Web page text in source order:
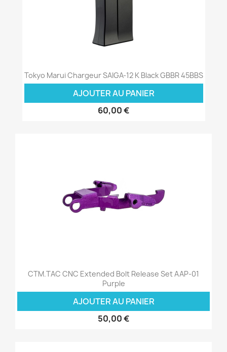
Tokyo Marui Chargeur SAIGA-12 K Black GBBR 45BBS
AJOUTER AU PANIER
60,00 €
CTM.TAC CNC Extended Bolt Release Set AAP-01
Purple
AJOUTER AU PANIER
50,00 €